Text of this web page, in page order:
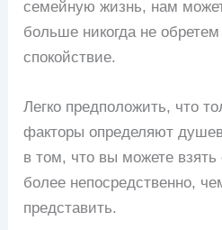
семейную жизнь, нам
больше никогда не
спокойствие.
Легко предположить, что
факторы определяют
в том, что вы можете взять
более непосредственно,
представить.